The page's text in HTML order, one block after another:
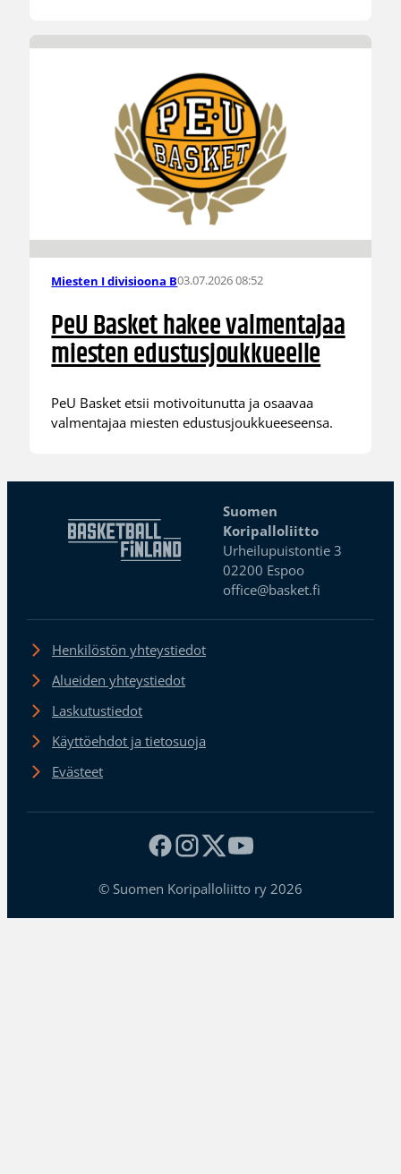
Miesten I divisioona B03.07.2026 08:52
PeU Basket hakee valmentajaa
miesten edustusjoukkueelle
PeU Basket etsii motivoitunutta ja osaavaa
valmentajaa miesten edustusjoukkueeseensa.
Suomen
Koripalloliitto
Urheilupuistontie 3
02200 Espoo
office@basket.fi
Henkilöstön yhteystiedot
Alueiden yhteystiedot
Laskutustiedot
Käyttöehdot ja tietosuoja
Evästeet
© Suomen Koripalloliitto ry 2026